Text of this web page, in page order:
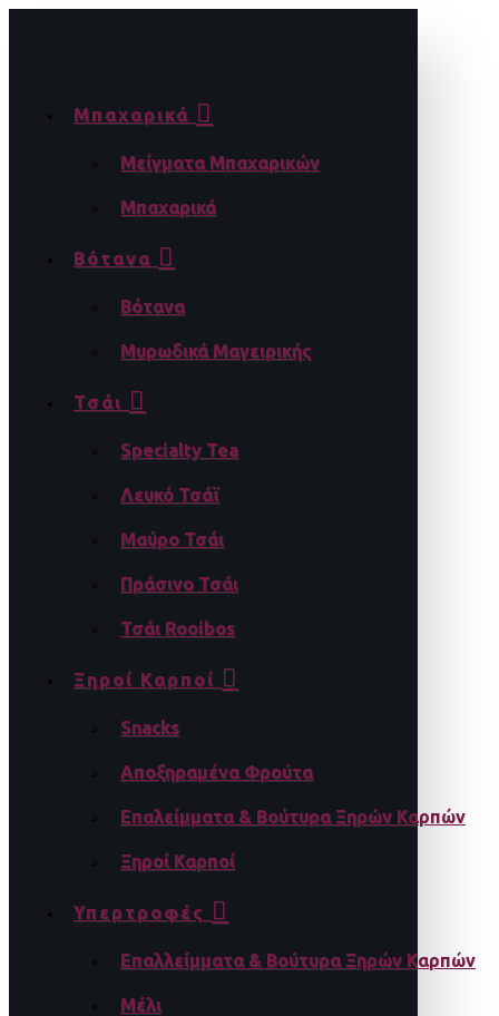
Μπαχαρικά
Μείγματα Μπαχαρικών
Μπαχαρικά
Βότανα
Βότανα
Μυρωδικά Μαγειρικής
Τσάι
Specialty Tea
Λευκό Τσάϊ
Μαύρο Τσάι
Πράσινο Τσάι
Τσάι Rooibos
Ξηροί Καρποί
Snacks
Αποξηραμένα Φρούτα
Επαλείμματα & Βούτυρα Ξηρών Καρπών
Ξηροί Καρποί
Υπερτροφές
Επαλλείμματα & Βούτυρα Ξηρών Καρπών
Μέλι